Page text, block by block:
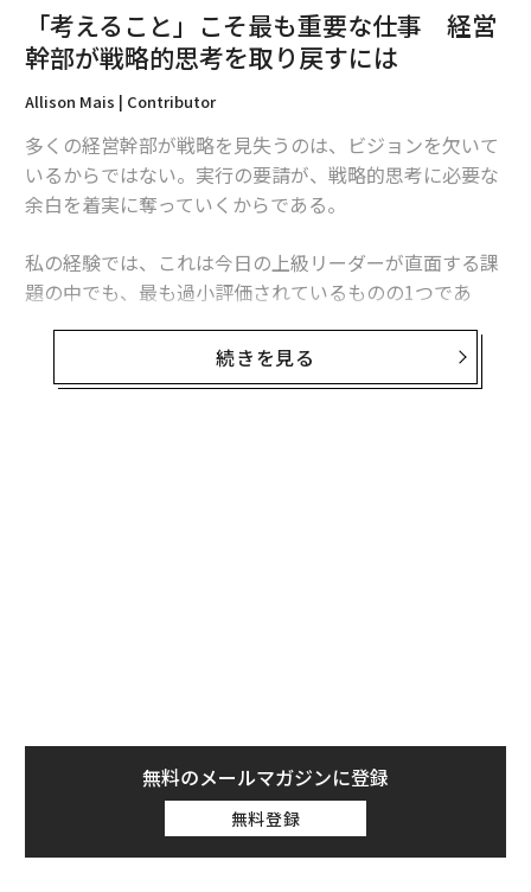
「考えること」こそ最も重要な仕事 経営
幹部が戦略的思考を取り戻すには
Allison Mais | Contributor
多くの経営幹部が戦略を見失うのは、ビジョンを欠いて
いるからではない。実行の要請が、戦略的思考に必要な
余白を着実に奪っていくからである。
私の経験では、これは今日の上級リーダーが直面する課
題の中でも、最も過小評価されているものの1つであ
向けリトリートが不足していることではない。問題は、
多くのリーダーが、緊急性が内省を常に上回る環境で仕
に成り立っている。
そこで問われるのは、経営幹部はいかにして戦略的に考
える能力を取り戻すのか、ということだ。
続きを見る
無料のメールマガジンに登録
無料登録